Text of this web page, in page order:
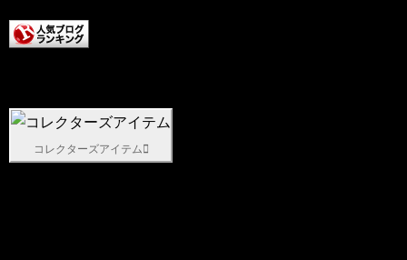
コレクターズアイテム